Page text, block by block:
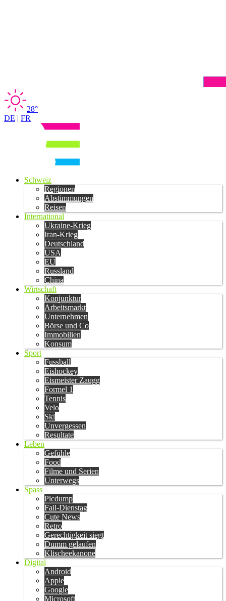
28°
DE | FR
Schweiz
Regionen
Abstimmungen
Reisen
International
Ukraine-Krieg
Iran-Krieg
Deutschland
USA
EU
Russland
China
Wirtschaft
Konjunktur
Arbeitsmarkt
Unternehmen
Börse und Co
Immobilien
Konsum
Sport
Fussball
Eishockey
Eismeister Zaugg
Formel 1
Tennis
Velo
Ski
Unvergessen
Resultate
Leben
Gefühle
Food
Filme und Serien
Unterwegs
Spass
Picdump
Fail-Dienstag
Cute News
Retro
Gerechtigkeit siegt
Dumm gelaufen
Klischeekanone
Digital
Android
Apple
Google
Microsoft